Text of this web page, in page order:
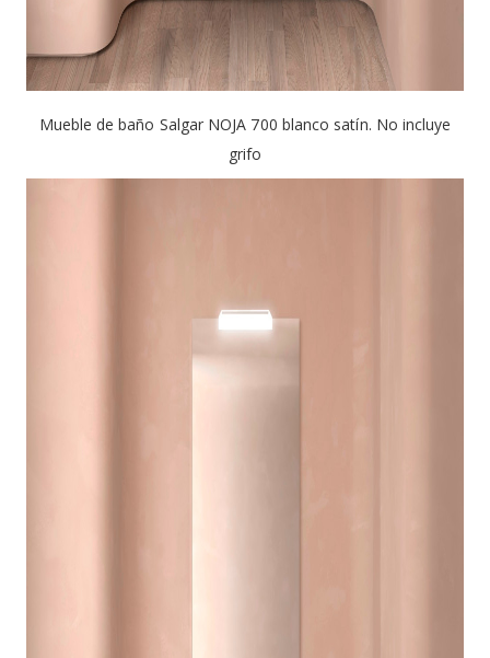
Mueble de baño Salgar NOJA 700 blanco satín. No incluye
grifo